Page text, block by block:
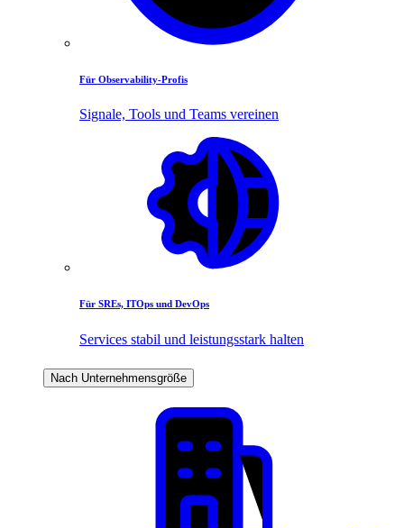
Für Observability-Profis
Signale, Tools und Teams vereinen
Für SREs, ITOps und DevOps
Services stabil und leistungsstark halten
Nach Unternehmensgröße